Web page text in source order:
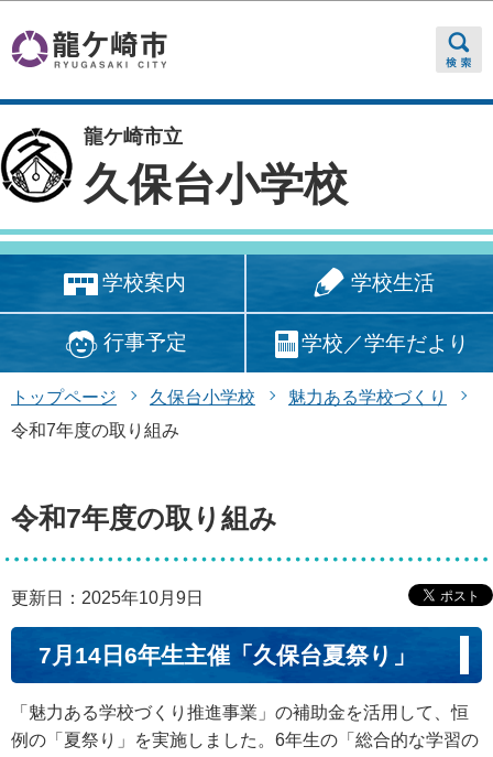
龍ケ崎市立
久保台小学校
学校案内 学校生活
行事予定 学校／学年だより
トップページ 久保台小学校
魅力ある学校づくり
令和7年度の取り組み
令和7年度の取り組み
更新日：2025年10月9日
7月14日6年生主催「久保台夏祭り」
「魅力ある学校づくり推進事業」の補助金を活用して、恒
例の「夏祭り」を実施しました。6年生の「総合的な学習の